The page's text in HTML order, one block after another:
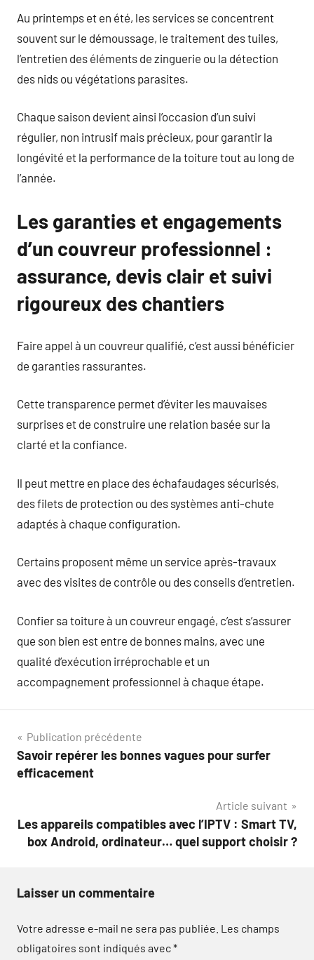
Au printemps et en été, les services se concentrent
souvent sur le démoussage, le traitement des tuiles,
l’entretien des éléments de zinguerie ou la détection
des nids ou végétations parasites.
Chaque saison devient ainsi l’occasion d’un suivi
régulier, non intrusif mais précieux, pour garantir la
longévité et la performance de la toiture tout au long de
l’année.
Les garanties et engagements
d’un couvreur professionnel :
assurance, devis clair et suivi
rigoureux des chantiers
Faire appel à un couvreur qualifié, c’est aussi bénéficier
de garanties rassurantes.
Cette transparence permet d’éviter les mauvaises
surprises et de construire une relation basée sur la
clarté et la confiance.
Il peut mettre en place des échafaudages sécurisés,
des filets de protection ou des systèmes anti-chute
adaptés à chaque configuration.
Certains proposent même un service après-travaux
avec des visites de contrôle ou des conseils d’entretien.
Confier sa toiture à un couvreur engagé, c’est s’assurer
que son bien est entre de bonnes mains, avec une
qualité d’exécution irréprochable et un
accompagnement professionnel à chaque étape.
Navigation
de
Publication précédente
Savoir repérer les bonnes vagues pour surfer
efficacement
Article suivant
Les appareils compatibles avec l’IPTV : Smart TV,
box Android, ordinateur… quel support choisir ?
Laisser un commentaire
Votre adresse e-mail ne sera pas publiée. Les champs
obligatoires sont indiqués avec*